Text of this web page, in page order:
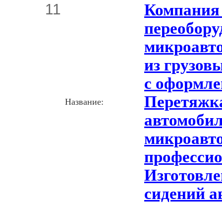
11
Название:
из
с
сидений